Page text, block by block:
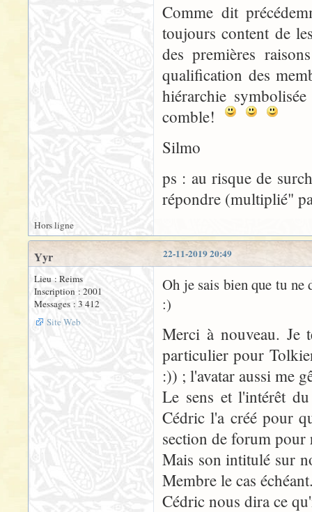
Comme dit
toujours content de
des premières
qualification des
hiérarchie
comble!
Silmo
ps : au risque de
répondre (multiplié"
Hors ligne
22-11-2019 20:49
Yyr
Lieu : Reims
Inscription : 2001
Messages : 3 412
Site Web
Oh je sais bien que tu ne
:)
Merci à nouveau. Je
particulier pour
:)) ; l'avatar aussi me
Le sens et l'intérêt
Cédric l'a créé pour
section de forum
Mais son intitulé sur
Membre le cas
Cédric nous dira ce